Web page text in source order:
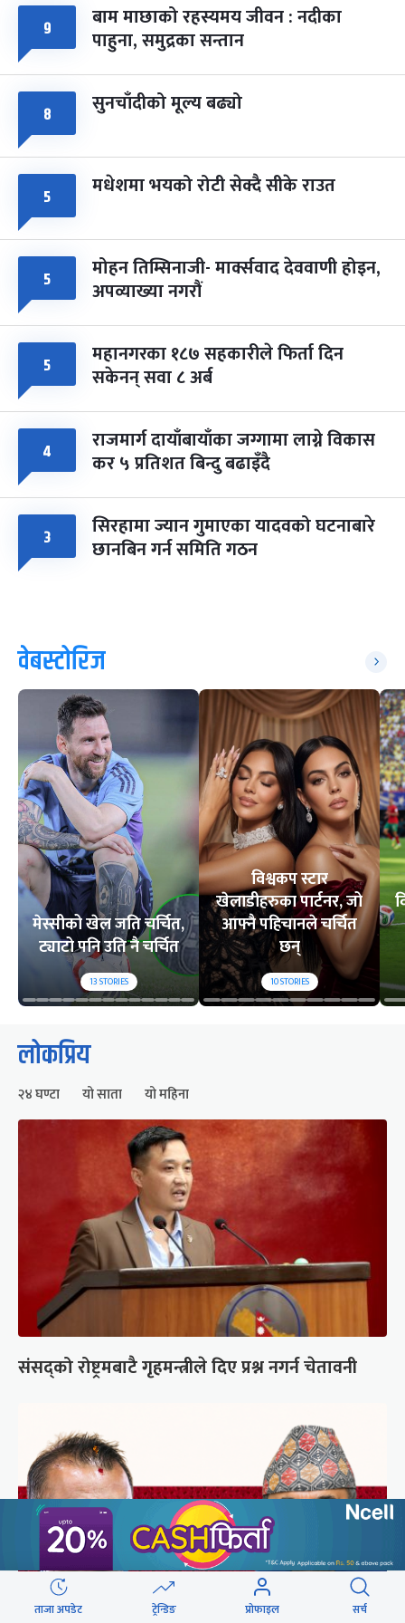
८
सोम
फागुपूर्णिमा
चैत्र ८, २०८३- Mar 22, 2027
७ महिना बाँकी
९ बाम माछाको रहस्यमय जीवन : नदीका
पाहुना, समुद्रका सन्तान
८ सुनचाँदीको मूल्य बढ्यो
५ मधेशमा भयको रोटी सेक्दै सीके राउत
५ मोहन तिम्सिनाजी- मार्क्सवाद देववाणी होइन,
अपव्याख्या नगरौं
५ महानगरका १८७ सहकारीले फिर्ता दिन
सकेनन् सवा ८ अर्ब
४ राजमार्ग दायाँबायाँका जग्गामा लाग्ने विकास
कर ५ प्रतिशत बिन्दु बढाइँदै
३ सिरहामा ज्यान गुमाएका यादवको घटनाबारे
छानबिन गर्न समिति गठन
वेबस्टोरिज
मेस्सीको खेल जति चर्चित,
ट्याटो पनि उति नै चर्चित
13STORIES
विश्वकप स्टार
खेलाडीहरुका पार्टनर, जो
आफ्नै पहिचानले चर्चित
छन्
10STORIES
लोकप्रिय
२४ घण्टा यो साता यो महिना
संसद्को रोष्ट्रमबाटै गृहमन्त्रीले दिए प्रश्न नगर्न चेतावनी
ताजा अपडेट ट्रेन्डिङ प्रोफाइल सर्च